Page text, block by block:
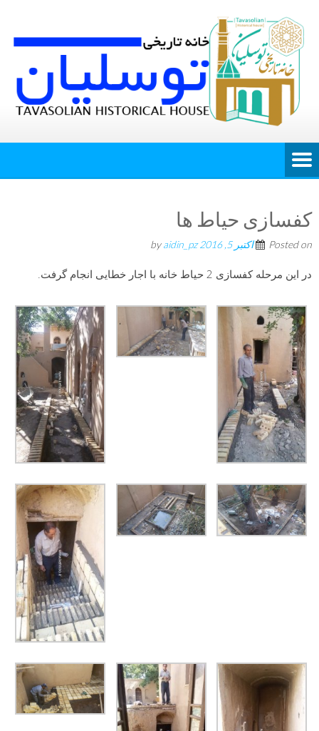
کفسازی حیاط ها
Posted on اکتبر 5, 2016 by
aidin_pz
در این مرحله کفسازی 2 حیاط خانه با اجار خطایی انجام گرفت.